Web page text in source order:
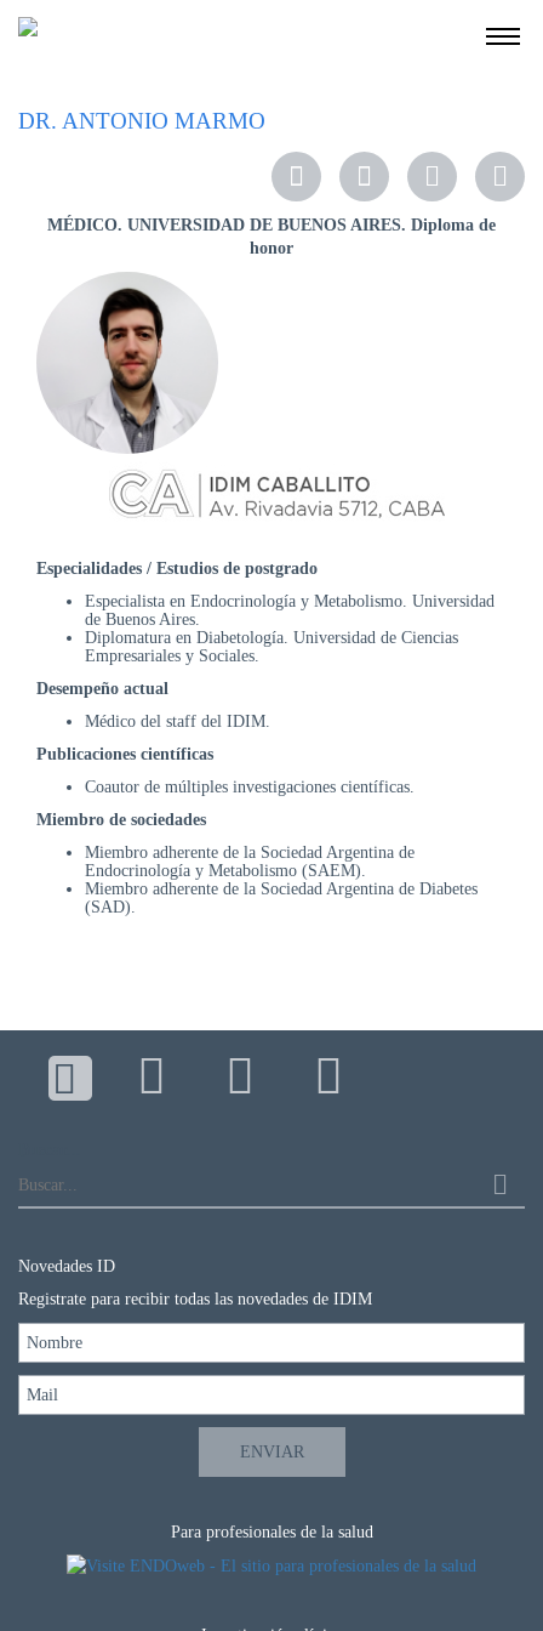
INSTRUCCIONES
PACIENTES
COBERTURAS
MÉDICAS
INVESTIGACIÓN
SEDES
HORARIOS
AUTOGESTIÓN
CENTRAL
TURNOS
|
5031-
TURNOS
Y
ONLINE
DR. ANTONIO MARMO
MÉDICO. UNIVERSIDAD DE BUENOS AIRES. Diploma de
honor
Especialidades / Estudios de postgrado
Especialista en Endocrinología y Metabolismo. Universidad
de Buenos Aires.
Diplomatura en Diabetología. Universidad de Ciencias
Empresariales y Sociales.
Desempeño actual
Médico del staff del IDIM.
Publicaciones científicas
Coautor de múltiples investigaciones científicas.
Miembro de sociedades
Miembro adherente de la Sociedad Argentina de
Endocrinología y Metabolismo (SAEM).
Miembro adherente de la Sociedad Argentina de Diabetes
(SAD).
Para profesionales de la salud
Novedades ID
Registrate para recibir todas las novedades de IDIM